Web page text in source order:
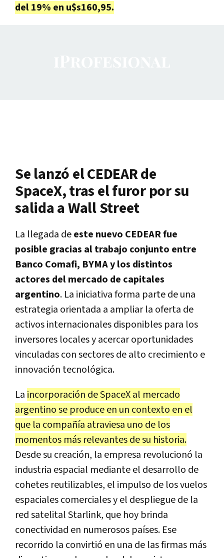
del 19% en u$s160,95.
Se lanzó el CEDEAR de
SpaceX, tras el furor por su
salida a Wall Street
La llegada deeste nuevo CEDEAR fue
posible gracias al trabajo conjunto entre
Banco Comafi, BYMA y los distintos
actores del mercado de capitales
argentino. La iniciativa forma parte de una
estrategia orientada a ampliar la oferta de
activos internacionales disponibles para los
inversores locales y acercar oportunidades
vinculadas con sectores de alto crecimiento e
innovación tecnológica.
La incorporación de SpaceX al mercado
argentino se produce en un contexto en el
que la compañía atraviesa uno de los
momentos más relevantes de su historia.
Desde su creación, la empresa revolucionó la
industria espacial mediante el desarrollo de
cohetes reutilizables, el impulso de los vuelos
espaciales comerciales y el despliegue de la
red satelital Starlink, que hoy brinda
conectividad en numerosos países. Ese
recorrido la convirtió en una de las firmas más